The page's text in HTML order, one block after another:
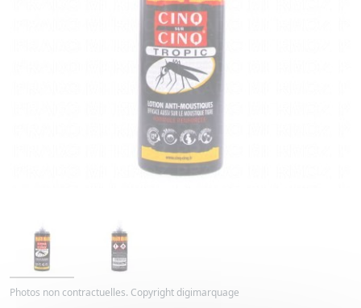
Photos non contractuelles. Copyright digimarquage